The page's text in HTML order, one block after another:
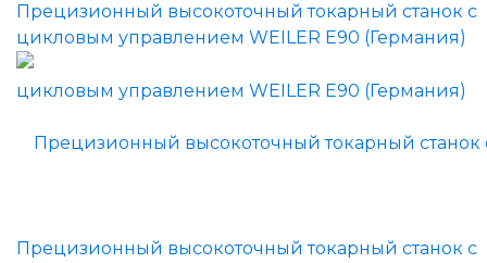
Прецизионный высокоточный токарный станок с
цикловым управлением WEILER E90 (Германия)
Прецизионный высокоточный токарный станок с